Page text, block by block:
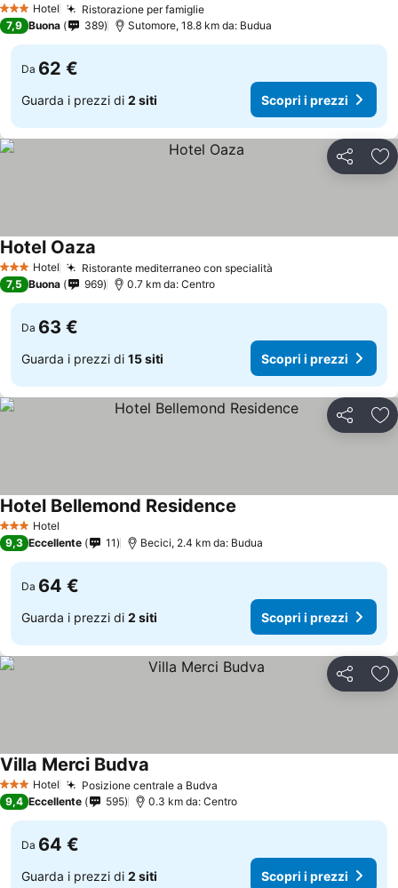
3 StelleHotel Ristorazione per famiglie
7,9 Buona 389 Sutomore, 18.8 km da: Budua
Da 62 €
Guarda i prezzi di 2 siti Scopri i prezzi
Condividi
3 StelleHotel Ristorante mediterraneo con specialità
Hotel Oaza
7,5 Buona 969 0.7 km da: Centro
Da 63 €
Guarda i prezzi di 15 siti Scopri i prezzi
Condividi
3 StelleHotel
Hotel Bellemond Residence
9,3 Eccellente 11 Becici, 2.4 km da: Budua
Da 64 €
Guarda i prezzi di 2 siti Scopri i prezzi
Condividi
3 StelleHotel Posizione centrale a Budva
Villa Merci Budva
9,4 Eccellente 595 0.3 km da: Centro
Da 64 €
Guarda i prezzi di 2 siti Scopri i prezzi